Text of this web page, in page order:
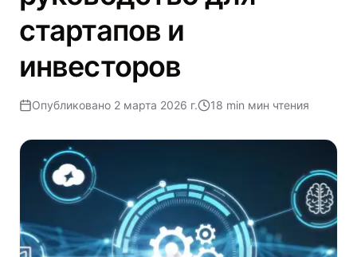
стартапов и
инвесторов
Опубликовано 2 марта 2026 г. 18 min мин чтения